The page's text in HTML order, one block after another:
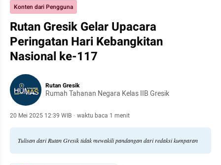
Konten dari Pengguna
Rutan Gresik Gelar Upacara
Peringatan Hari Kebangkitan
Nasional ke-117
Rutan Gresik
Rumah Tahanan Negara Kelas IIB Gresik
20 Mei 2025 12:39 WIB · waktu baca 1 menit
Tulisan dari Rutan Gresik tidak mewakili pandangan dari redaksi kumparan